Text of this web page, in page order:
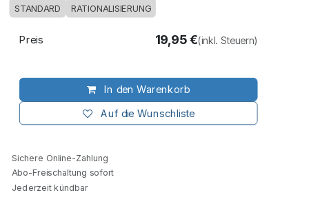
STANDARD RATIONALISIERUNG
In den Warenkorb
Auf die Wunschliste
Preis 19,95€(inkl. Steuern)
Sichere Online-Zahlung
Abo-Freischaltung sofort
Jederzeit kündbar